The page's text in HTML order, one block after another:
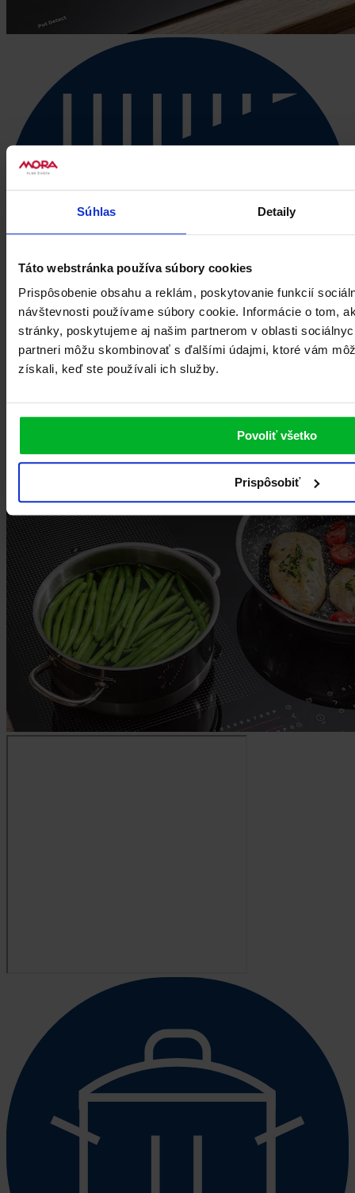
Súhlas Detaily
Táto webstránka používa súbory cookies
Prispôsobenie obsahu a reklám, poskytovanie funkcií
návštevnosti používame súbory cookie. Informácie o tom,
stránky, poskytujeme aj našim partnerom v oblasti
partneri môžu skombinovať s ďalšími údajmi, ktoré vám
získali, keď ste používali ich služby.
Povoliť všetko
Prispôsobiť
Dotykové ovládanie
Dotykové ovládanie varnej platne je veľmi jednoduché a intuitívne.
Vďaka jednotlivým senzorom jednoducho regulujete výkon každej